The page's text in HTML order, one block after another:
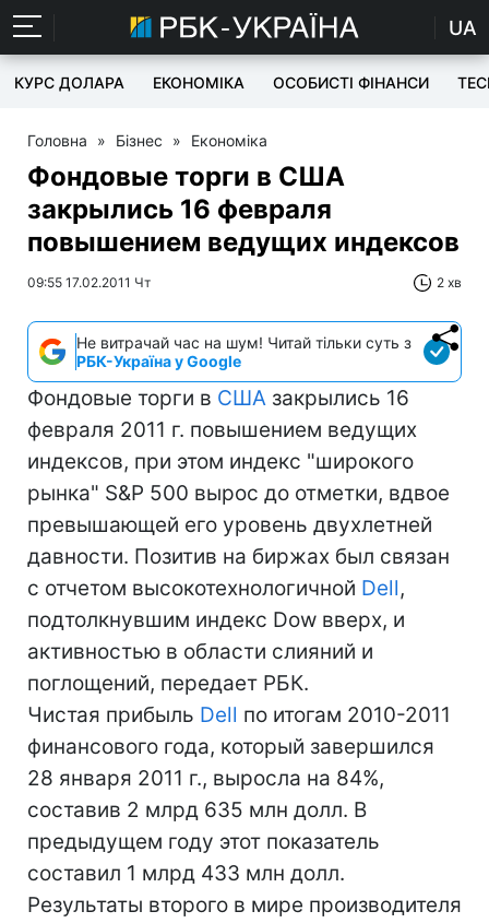
UA
КУРС ДОЛАРА ЕКОНОМІКА ОСОБИСТІ ФІНАНСИ
Головна » Бізнес » Економіка
Фондовые торги в США
закрылись 16 февраля
повышением ведущих индексов
09:55 17.02.2011 Чт 2 хв
Не витрачай час на шум! Читай тільки суть з
РБК-Україна у Google
Фондовые торги в США закрылись 16
февраля 2011 г. повышением ведущих
индексов, при этом индекс "широкого
рынка" S&P 500 вырос до отметки, вдвое
превышающей его уровень двухлетней
давности. Позитив на биржах был связан
с отчетом высокотехнологичной Dell,
подтолкнувшим индекс Dow вверх, и
активностью в области слияний и
поглощений, передает РБК.
Чистая прибыль Dell по итогам 2010-2011
финансового года, который завершился
28 января 2011 г., выросла на 84%,
составив 2 млрд 635 млн долл. В
предыдущем году этот показатель
составил 1 млрд 433 млн долл.
Результаты второго в мире производителя